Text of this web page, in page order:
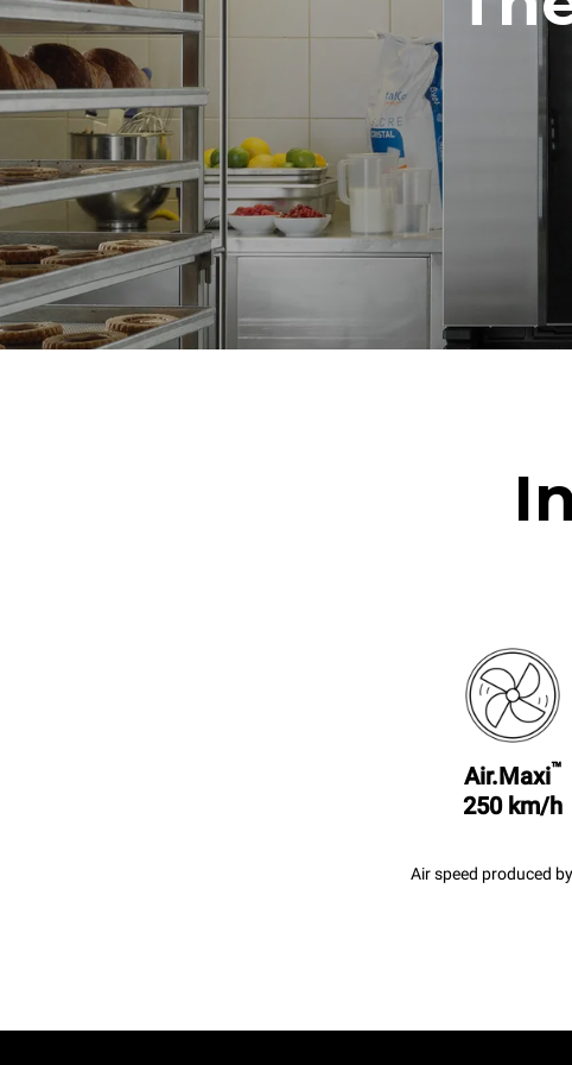
NIET
*Verbruik in kwh en co2-uitstoot Verbruik in kWh
19,3 kWh/dag
Air.Maxi™
250 km/h
Air speed produced